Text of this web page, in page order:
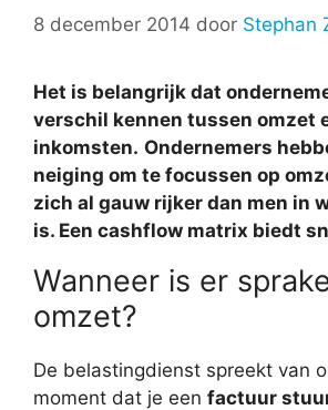
8 december 2014 door Stephan
Het is belangrijk dat
verschil kennen tussen omzet
inkomsten. Ondernemers
neiging om te focussen op
zich al gauw rijker dan men in
is. Een cashflow matrix biedt
Wanneer is er
omzet?
De belastingdienst spreekt van
moment dat je een factuur